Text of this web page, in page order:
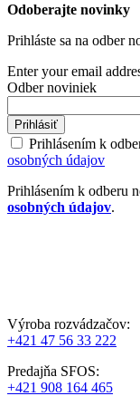
Odoberajte novinky
Prihláste sa na odber
Enter your email
Odber noviniek
Prihlásiť
Prihlásením k
osobných údajov
Prihlásením k odberu
osobných údajov.
Výroba rozvádzačov:
+421 47 56 33 222
Predajňa SFOS:
+421 908 164 465